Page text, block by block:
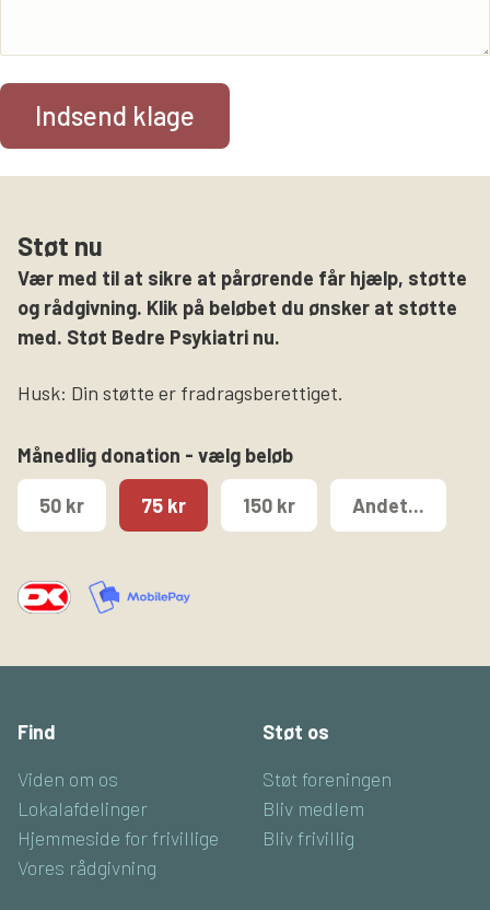
Støt nu
Vær med til at sikre at pårørende får hjælp, støtte
og rådgivning. Klik på beløbet du ønsker at støtte
med. Støt Bedre Psykiatri nu.
Husk: Din støtte er fradragsberettiget.
Månedlig donation - vælg beløb
50 kr 75 kr 150 kr Andet...
Find
Viden om os
Lokalafdelinger
Hjemmeside for frivillige
Vores rådgivning
Støt os
Støt foreningen
Bliv medlem
Bliv frivillig